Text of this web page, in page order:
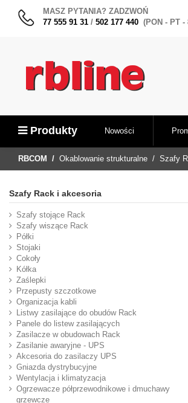
MASZ PYTANIA? ZADZWOŃ
77 555 91 31 / 502 177 440 (PON - PT -
Produkty Nowości
RBCOM Okablowanie strukturalne Szafy
Szafy Rack i akcesoria
Szafy stojące Rack
Szafy wiszące Rack
Półki
Stojaki
Cokoły
Kółka
Zaślepki
Przepusty szczotkowe
Organizacja kabli
Listwy zasilające do obudów Rack
Panele do listew zasilających
Zasilacze w obudowach Rack
Zasilanie awaryjne - UPS
Akcesoria do zasilaczy UPS
Gniazda dystrybucyjne
Wentylacja i klimatyzacja
Ogrzewacze półprzewodnikowe i dmuchawy
grzewcze